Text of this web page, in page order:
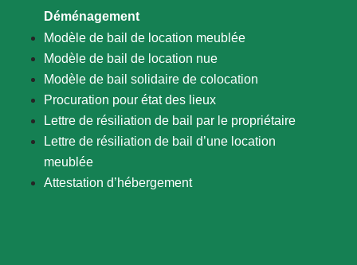
Déménagement
Modèle de bail de location meublée
Modèle de bail de location nue
Modèle de bail solidaire de colocation
Procuration pour état des lieux
Lettre de résiliation de bail par le propriétaire
Lettre de résiliation de bail d’une location
meublée
Attestation d’hébergement